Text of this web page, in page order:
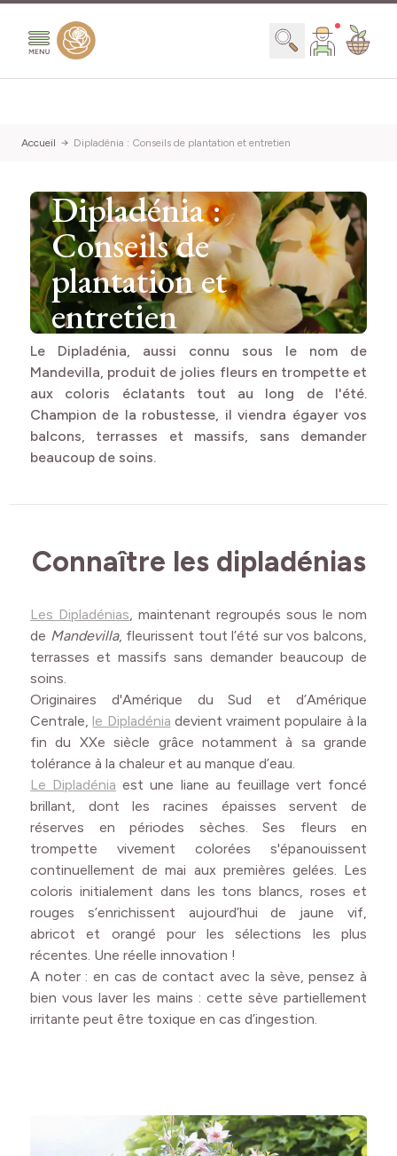
Chercher
Accueil Dipladénia : Conseils de plantation et entretien
Dipladénia :
Conseils de
plantation et
entretien
Le Dipladénia, aussi connu sous le nom de
Mandevilla, produit de jolies fleurs en trompette et
aux coloris éclatants tout au long de l'été.
Champion de la robustesse, il viendra égayer vos
balcons, terrasses et massifs, sans demander
beaucoup de soins.
Connaître les dipladénias
Les Dipladénias, maintenant regroupés sous le nom
de Mandevilla, fleurissent tout l’été sur vos balcons,
terrasses et massifs sans demander beaucoup de
soins.
Originaires d'Amérique du Sud et d’Amérique
Centrale, le Dipladénia devient vraiment populaire à la
fin du XXe siècle grâce notamment à sa grande
tolérance à la chaleur et au manque d’eau.
Le Dipladénia est une liane au feuillage vert foncé
brillant, dont les racines épaisses servent de
réserves en périodes sèches. Ses fleurs en
trompette vivement colorées s'épanouissent
continuellement de mai aux premières gelées. Les
coloris initialement dans les tons blancs, roses et
rouges s’enrichissent aujourd’hui de jaune vif,
abricot et orangé pour les sélections les plus
récentes. Une réelle innovation !
A noter : en cas de contact avec la sève, pensez à
bien vous laver les mains : cette sève partiellement
irritante peut être toxique en cas d’ingestion.